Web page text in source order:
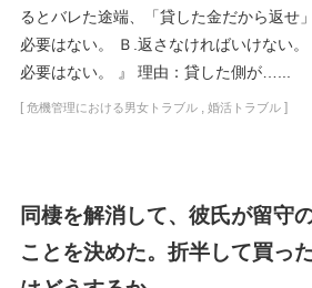
るとバレた途端、「貸した金だから返せ
必要はない。 Ｂ.返さなければいけない
必要はない。 』 理由：貸した側が…...
[ 危機管理における男女トラブル, 婚活トラブル]
同棲を解消して、彼氏が留守
ことを決めた。折半して買っ